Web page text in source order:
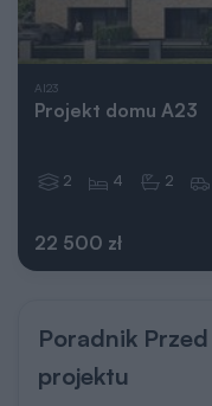
AI23
Projekt domu A23
22 500 zł
2 4 2
Poradnik
projektu